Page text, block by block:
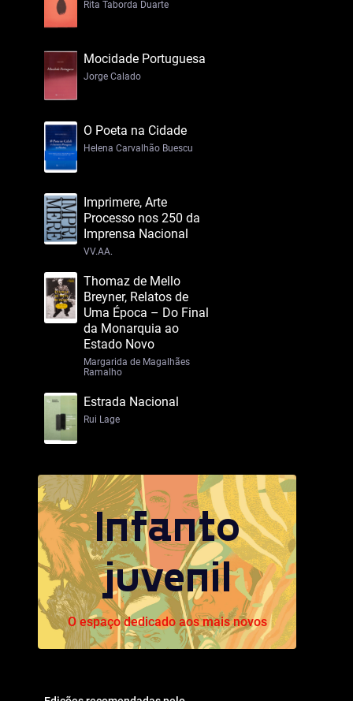
Rita Taborda Duarte
Mocidade Portuguesa
Jorge Calado
O Poeta na Cidade
Helena Carvalhão Buescu
Imprimere, Arte
Processo nos 250 da
Imprensa Nacional
VV.AA.
Thomaz de Mello
Breyner, Relatos de
Uma Época – Do Final
da Monarquia ao
Estado Novo
Margarida de Magalhães
Ramalho
Estrada Nacional
Rui Lage
Infanto
juvenil
O espaço dedicado aos mais novos